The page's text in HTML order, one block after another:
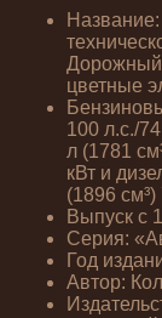
Дорожный
цветные
100 л.с./
л (1781
кВт и
(1896
Выпуск с
Серия:
Год
Автор: